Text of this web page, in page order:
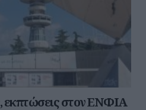
εκπτώσεις στον ΕΝΦΙΑ